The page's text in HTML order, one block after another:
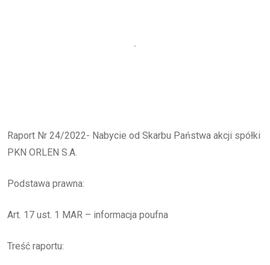
Raport Nr 24/2022- Nabycie od Skarbu Państwa akcji spółki
PKN ORLEN S.A.
Podstawa prawna:
Art. 17 ust. 1 MAR – informacja poufna
Treść raportu: